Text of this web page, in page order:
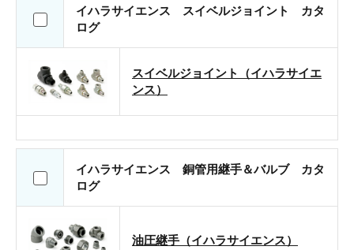
イハラサイエンス スイベルジョイント カタ
ログ
スイベルジョイント（イハラサイエ
ンス）
イハラサイエンス 銅管用継手＆バルブ カタ
ログ
油圧継手（イハラサイエンス）